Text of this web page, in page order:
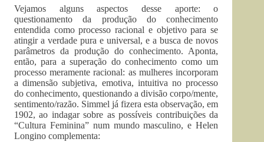
Vejamos alguns aspectos desse aporte: o
questionamento da produção do conhecimento
entendida como processo racional e objetivo para se
atingir a verdade pura e universal, e a busca de novos
parâmetros da produção do conhecimento. Aponta,
então, para a superação do conhecimento como um
processo meramente racional: as mulheres incorporam
a dimensão subjetiva, emotiva, intuitiva no processo
do conhecimento, questionando a divisão corpo/mente,
sentimento/razão. Simmel já fizera esta observação, em
1902, ao indagar sobre as possíveis contribuições da
“Cultura Feminina” num mundo masculino, e Helen
Longino complementa: